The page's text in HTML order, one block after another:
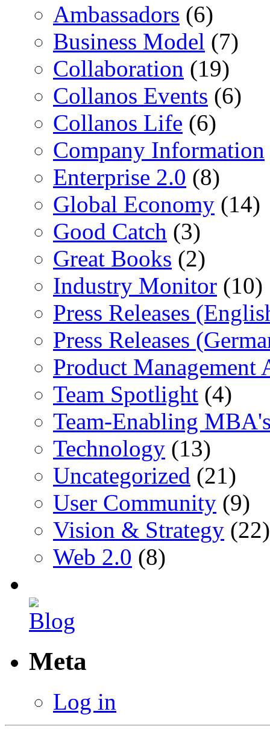
Ambassadors (6)
Business Model (7)
Collaboration (19)
Collanos Events (6)
Collanos Life (6)
Company Information
Enterprise 2.0 (8)
Global Economy (14)
Good Catch (3)
Great Books (2)
Industry Monitor (10)
Press Releases
Press Releases
Product Management
Team Spotlight (4)
Team-Enabling
Technology (13)
Uncategorized (21)
User Community (9)
Vision & Strategy (22)
Web 2.0 (8)
Meta
Log in